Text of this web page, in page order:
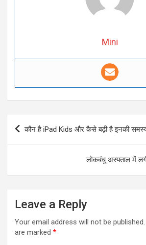
Mini
Post
कौन है iPad Kids और कैसे बढ़ी है इनकी
लोकबंधु अस्पताल में
Leave a Reply
Your email address will not be published.
are marked *